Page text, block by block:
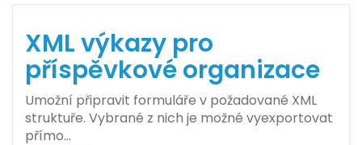
XML výkazy pro
příspěvkové organizace
Umožní připravit formuláře v požadované XML
struktuře. Vybrané z nich je možné vyexportovat
přímo…